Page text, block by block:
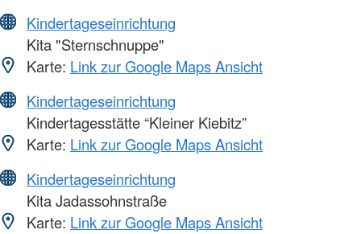
Kindertageseinrichtung
Kita "Sternschnuppe"
Karte: Link zur Google Maps Ansicht
Kindertageseinrichtung
Kindertagesstätte “Kleiner Kiebitz”
Karte: Link zur Google Maps Ansicht
Kindertageseinrichtung
Kita Jadassohnstraße
Karte: Link zur Google Maps Ansicht